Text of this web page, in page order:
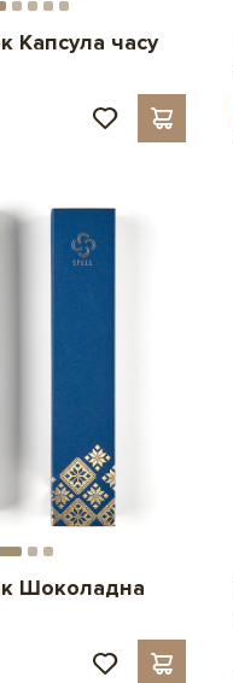
Капсула часу
Шоколадна